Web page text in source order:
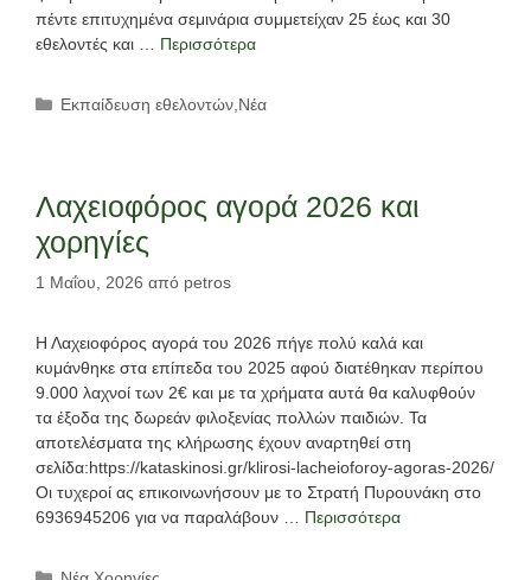
πέντε επιτυχημένα σεμινάρια συμμετείχαν 25 έως και 30
εθελοντές και … Περισσότερα
Κατηγορίες
Εκπαίδευση εθελοντών Νέα
Λαχειοφόρος αγορά 2026 και
χορηγίες
1 Μαΐου, 2026 από petros
Η Λαχειοφόρος αγορά του 2026 πήγε πολύ καλά και
κυμάνθηκε στα επίπεδα του 2025 αφού διατέθηκαν περίπου
9.000 λαχνοί των 2€ και με τα χρήματα αυτά θα καλυφθούν
τα έξοδα της δωρεάν φιλοξενίας πολλών παιδιών. Τα
αποτελέσματα της κλήρωσης έχουν αναρτηθεί στη
σελίδα:https://kataskinosi.gr/klirosi-lacheioforoy-agoras-2026/
Οι τυχεροί ας επικοινωνήσουν με το Στρατή Πυρουνάκη στο
6936945206 για να παραλάβουν … Περισσότερα
Κατηγορίες